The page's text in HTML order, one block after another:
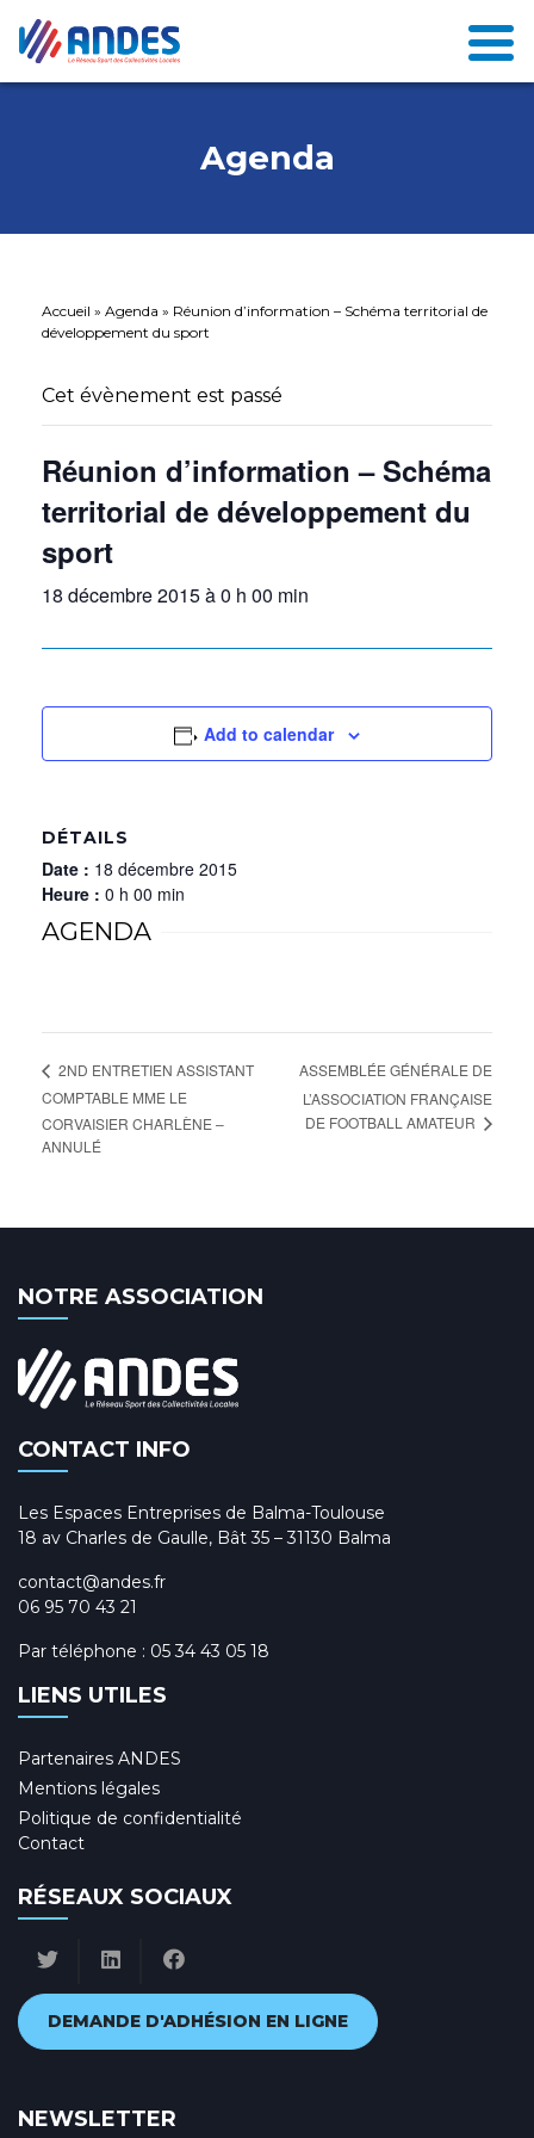
Agenda
Accueil » Agenda » Réunion d’information – Schéma territorial de
développement du sport
Cet évènement est passé
Réunion d’information – Schéma
territorial de développement du
sport
18 décembre 2015 à 0 h 00 min
Add to calendar
DÉTAILS
Date : 18 décembre 2015
Heure : 0 h 00 min
AGENDA
2ND ENTRETIEN ASSISTANT
COMPTABLE MME LE
CORVAISIER CHARLÈNE –
ANNULÉ
ASSEMBLÉE GÉNÉRALE DE
L’ASSOCIATION FRANÇAISE
DE FOOTBALL AMATEUR
NOTRE ASSOCIATION
CONTACT INFO
Les Espaces Entreprises de Balma-Toulouse
18 av Charles de Gaulle, Bât 35 – 31130 Balma
contact@andes.fr
06 95 70 43 21
Par téléphone : 05 34 43 05 18
LIENS UTILES
Partenaires ANDES
Mentions légales
Politique de confidentialité
Contact
RÉSEAUX SOCIAUX
DEMANDE D'ADHÉSION EN LIGNE
NEWSLETTER